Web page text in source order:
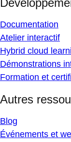
Documentation
Atelier interactif
Hybrid cloud
Démonstrations
Formation et
Autres
Blog
Événements et